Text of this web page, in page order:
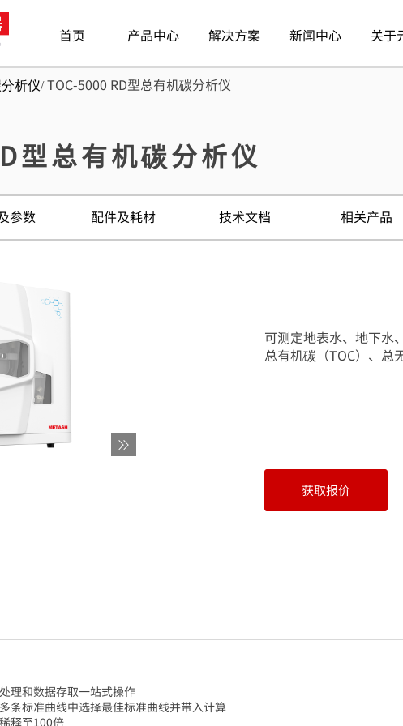
析仪/TOC-5000 RD型总有机碳分析仪
型总有机碳分析仪
配件及耗材
参数 相关产品
技术文档
可测定地表水、地下水
总有机碳（TOC）、总
获取报价
理和数据存取一站式操作
条标准曲线中选择最佳标准曲线并带入计算
释至100倍
首页 产品中心 解决方案 新闻中心 关于